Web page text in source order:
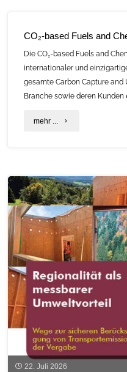
kommunalen
Klimaschutz
August"
CO₂-based Fuels and
Die CO₂-based Fuels and
internationaler und
gesamte Carbon Capture and
Branche sowie deren Kunden
mehr ... "CO₂-
and
Chemicals
Conference
2027"
22. Juli 2026